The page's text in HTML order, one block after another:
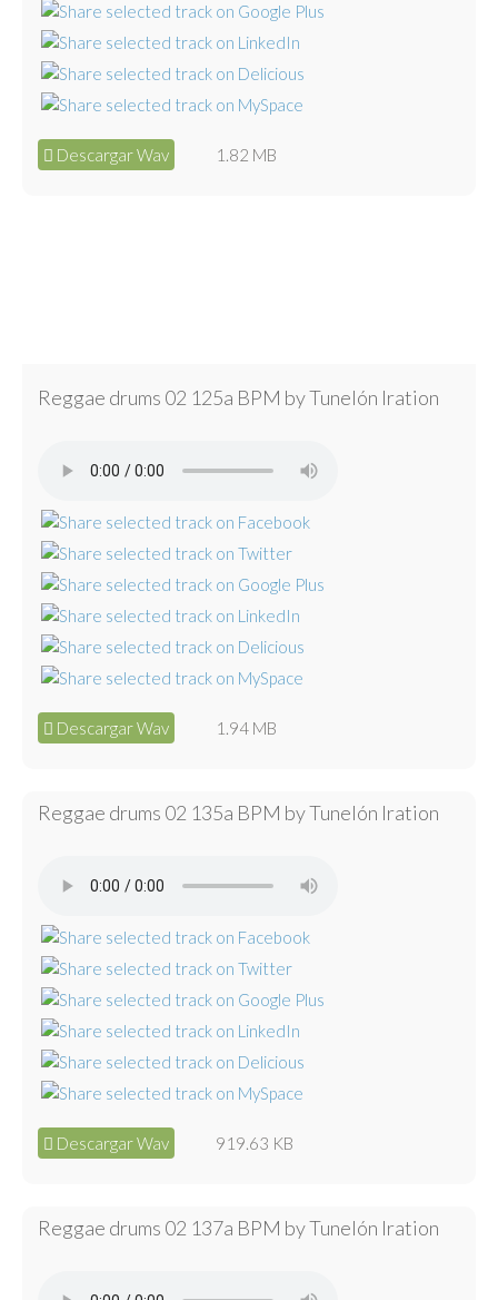
Descargar Wav 1.82 MB
Reggae drums 02 125a BPM by Tunelón Iration
Descargar Wav 1.94 MB
Reggae drums 02 135a BPM by Tunelón Iration
Descargar Wav 919.63 KB
Reggae drums 02 137a BPM by Tunelón Iration